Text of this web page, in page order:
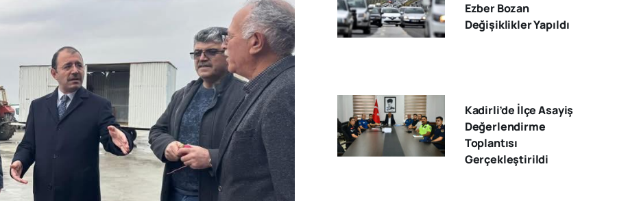
Ezber Bozan
Değişiklikler Yapıldı
Kadirli’de İlçe Asayiş
Değerlendirme
Toplantısı
Gerçekleştirildi